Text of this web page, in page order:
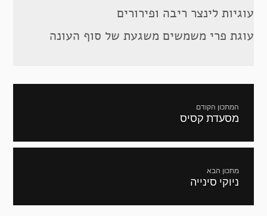
עוגיות לינצר ריבה ופירורים
עוגת פרי משמשים משגעת של סוף העונה
המתכון הקודם
מתכון
מסעדת קסיס
מתכון הבא
המתכון
ניוקי סינייה